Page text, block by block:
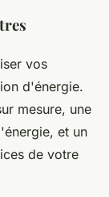
vos
d'énergie.
mesure, une
et un
de votre